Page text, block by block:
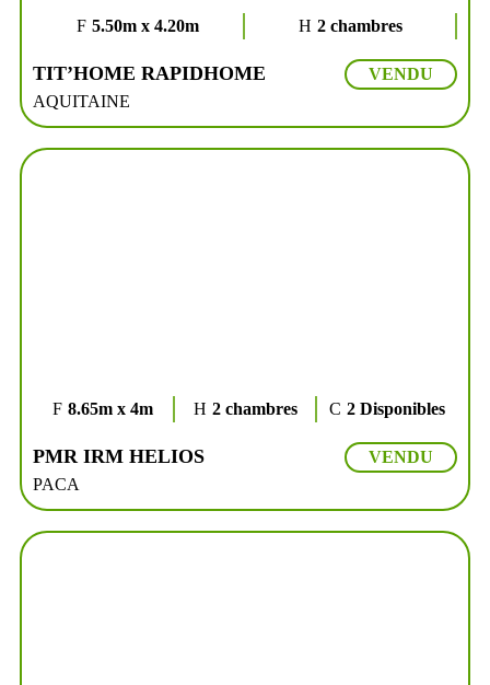
5.50m x 4.20m 2 chambres
TIT’HOME RAPIDHOME
AQUITAINE
VENDU
8.65m x 4m 2 chambres 2 Disponibles
PMR IRM HELIOS
PACA
VENDU